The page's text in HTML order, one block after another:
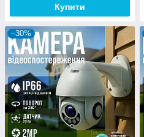
Купити
–30%